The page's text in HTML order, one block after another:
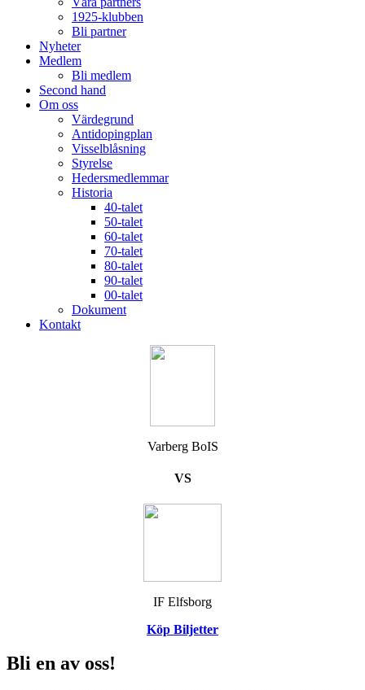
1925-klubben
Bli partner
Nyheter
Medlem
Bli medlem
Second hand
Om oss
Värdegrund
Antidopingplan
Visselblåsning
Styrelse
Hedersmedlemmar
Historia
40-talet
50-talet
60-talet
70-talet
80-talet
90-talet
00-talet
Dokument
Kontakt
Varberg BoIS
VS
IF Elfsborg
Köp Biljetter
Bli en av oss!